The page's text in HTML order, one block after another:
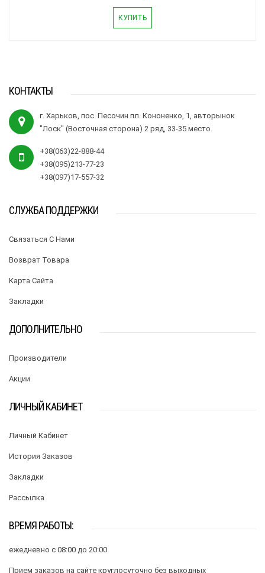
КУПИТЬ
КОНТАКТЫ
г. Харьков, пос. Песочин пл. Кононенко, 1, авторынок
"Лоск" (Восточная сторона) 2 ряд, 33-35 место.
+38(063)22-888-44
+38(095)213-77-23
+38(097)17-557-32
СЛУЖБА ПОДДЕРЖКИ
Связаться С Нами
Возврат Товара
Карта Сайта
Закладки
ДОПОЛНИТЕЛЬНО
Производители
Акции
ЛИЧНЫЙ КАБИНЕТ
Личный Кабинет
История Заказов
Закладки
Рассылка
ВРЕМЯ РАБОТЫ:
ежедневно с 08:00 до 20:00
Прием заказов на сайте круглосуточно без выходных